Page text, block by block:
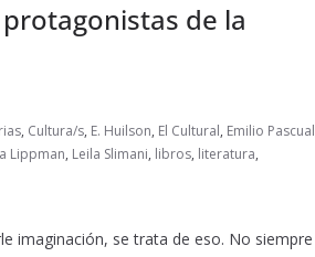
de la
, Cultura/s, E. Huilson, El Cultural, Emilio Pascual
Lippman, Leila Slimani, libros, literatura,
imaginación, se trata de eso. No siempre